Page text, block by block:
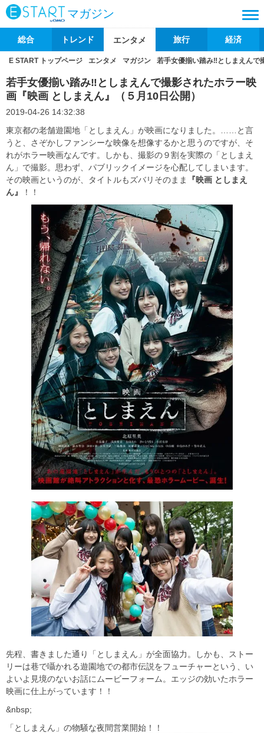
マガジン
総合 トレンド エンタメ 旅行 経済
E START トップページ エンタメ マガジン 若手女優揃い踏み‼としまえんで
若手女優揃い踏み‼としまえんで撮影されたホラー映
画『映画 としまえん』（５月10日公開）
2019-04-26 14:32:38
東京都の老舗遊園地「としまえん」が映画になりました。……と言
うと、さぞかしファンシーな映像を想像するかと思うのですが、そ
れがホラー映画なんです。しかも、撮影の９割を実際の「としまえ
ん」で撮影。思わず、パブリックイメージを心配してしまいます。
その映画というのが、タイトルもズバリそのまま
『映画 としまえ
ん』
！！
先程、書きました通り「としまえん」が全面協力。しかも、ストー
リーは巷で囁かれる遊園地での都市伝説をフューチャーという、い
よいよ見境のないお話にムービーフォーム。エッジの効いたホラー
映画に仕上がっています！！
&nbsp;
「としまえん」の物騒な夜間営業開始！！